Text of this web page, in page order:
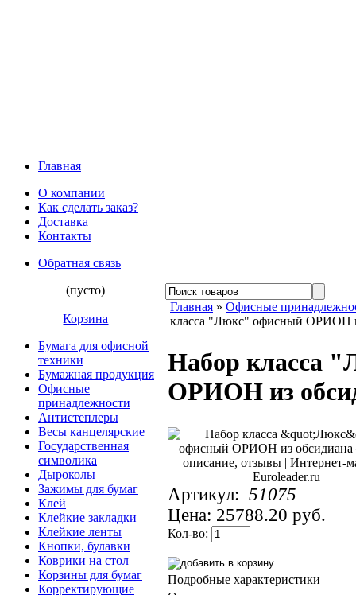
Главная
О компании
Как сделать заказ?
Доставка
Контакты
Обратная связь
(пусто)
Корзина
Бумага для офисной
техники
Бумажная продукция
Офисные
принадлежности
Антистеплеры
Весы канцелярские
Государственная
символика
Дыроколы
Зажимы для бумаг
Клей
Клейкие закладки
Клейкие ленты
Кнопки, булавки
Коврики на стол
Корзины для бумаг
Корректирующие
Главная » Офисные
класса "Люкс" офисный ОРИОН
Набор класса
ОРИОН из
Артикул: 51075
Цена: 25788.20 руб.
Кол-во:
Подробные характеристики